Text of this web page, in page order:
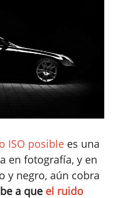
ISO posible es una
en fotografía, y en
y negro, aún cobra
a que el ruido